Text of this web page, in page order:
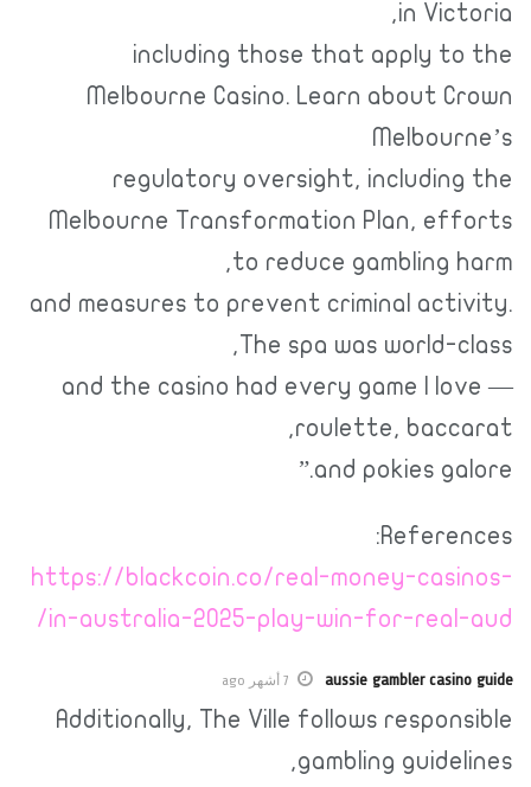
in Victoria,
including those that apply to the
Melbourne Casino. Learn about Crown
Melbourne’s
regulatory oversight, including the
Melbourne Transformation Plan, efforts
to reduce gambling harm,
and measures to prevent criminal activity.
The spa was world-class,
and the casino had every game I love —
roulette, baccarat,
and pokies galore.”
References:
https://blackcoin.co/real-money-casinos-
in-australia-2025-play-win-for-real-aud/
aussie gambler casino guide 7 أشهر ago
Additionally, The Ville follows responsible
gambling guidelines,